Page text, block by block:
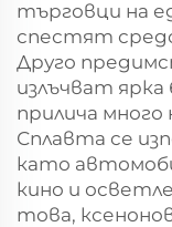
търговци на
спестят
Друго
излъчват
прилича
Сплавта се
като
кино и
това,